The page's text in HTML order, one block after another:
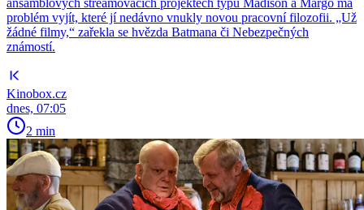
ansámblových streamovacích projektech typu Madison a Margo má
problém vyjít, které jí nedávno vnukly novou pracovní filozofii. „Už
žádné filmy,“ zařekla se hvězda Batmana či Nebezpečných
známostí.
Kinobox.cz
dnes, 07:05
2 min